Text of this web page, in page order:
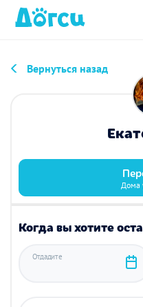
Вернуться назад
Дома
Когда вы хотите
Отдадите